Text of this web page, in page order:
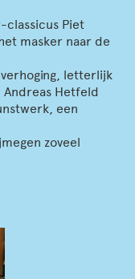
classicus Piet
masker naar de
letterlijk
Andreas Hetfeld
een
zoveel